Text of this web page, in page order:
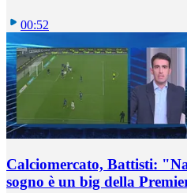
00:52
Calciomercato, Battisti:
sogno è un big della